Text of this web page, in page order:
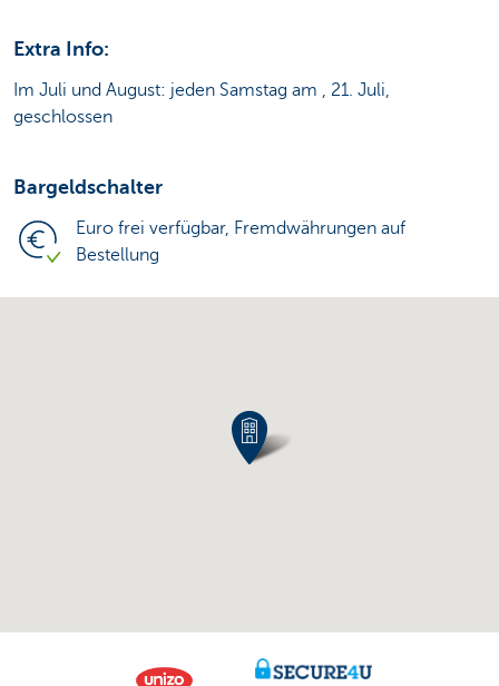
Extra Info:
Im Juli und August: jeden Samstag am , 21. Juli,
geschlossen
Bargeldschalter
Euro frei verfügbar, Fremdwährungen auf
Bestellung